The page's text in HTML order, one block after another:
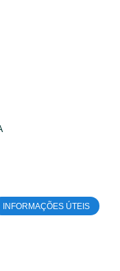
INFORMAÇÕES ÚTEIS